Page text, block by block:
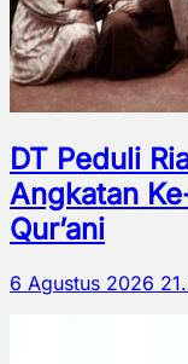
DT Peduli
Angkatan
Qur’ani
6 Agustus 2026